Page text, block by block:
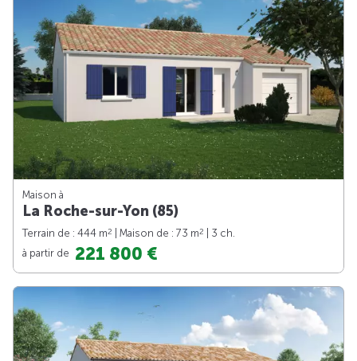
Maison à
La Roche-sur-Yon (85)
Terrain de : 444 m2 | Maison de : 73 m2
| 3 ch.
à partir de 221 800 €